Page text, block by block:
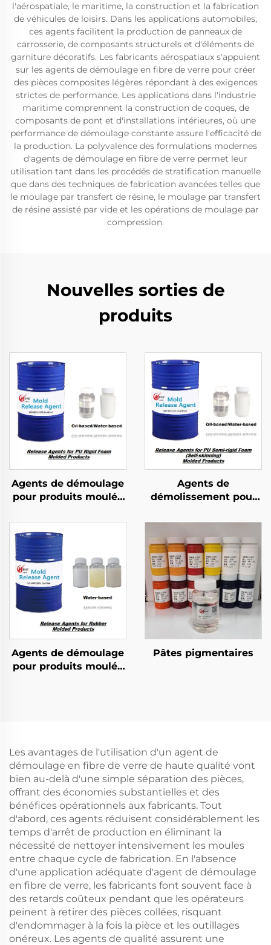
l'aérospatiale, le maritime, la construction et la fabrication
de véhicules de loisirs. Dans les applications automobiles,
ces agents facilitent la production de panneaux de
carrosserie, de composants structurels et d'éléments de
garniture décoratifs. Les fabricants aérospatiaux s'appuient
sur les agents de démoulage en fibre de verre pour créer
des pièces composites légères répondant à des exigences
strictes de performance. Les applications dans l'industrie
maritime comprennent la construction de coques, de
composants de pont et d'installations intérieures, où une
performance de démoulage constante assure l'efficacité de
la production. La polyvalence des formulations modernes
d'agents de démoulage en fibre de verre permet leur
utilisation tant dans les procédés de stratification manuelle
que dans des techniques de fabrication avancées telles que
le moulage par transfert de résine, le moulage par transfert
de résine assisté par vide et les opérations de moulage par
compression.
Nouvelles sorties de
produits
Agents de démoulage
pour produits moulés
Agents de
démolissement pour
mousse PU semi-
rigide
Agents de démoulage
pour produits moulés
Pâtes pigmentaires
Les avantages de l'utilisation d'un agent de
démoulage en fibre de verre de haute qualité vont
bien au-delà d'une simple séparation des pièces,
offrant des économies substantielles et des
bénéfices opérationnels aux fabricants. Tout
d'abord, ces agents réduisent considérablement les
temps d'arrêt de production en éliminant la
nécessité de nettoyer intensivement les moules
entre chaque cycle de fabrication. En l'absence
d'une application adéquate d'agent de démoulage
en fibre de verre, les fabricants font souvent face à
des retards coûteux pendant que les opérateurs
peinent à retirer des pièces collées, risquant
d'endommager à la fois la pièce et les outillages
onéreux. Les agents de qualité assurent une